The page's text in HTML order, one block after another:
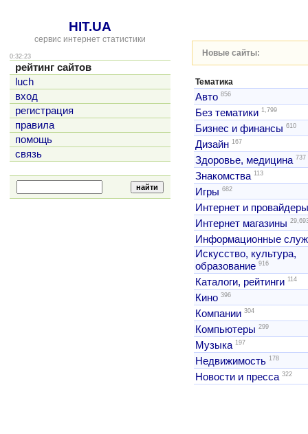
HIT.UA
сервис интернет статистики
0:32:23
рейтинг сайтов
luch
вход
регистрация
правила
помощь
связь
Новые сайты:
Тематика
Авто 856
Без тематики 1,799
Бизнес и финансы 610
Дизайн 167
Здоровье, медицина 737
Знакомства 113
Игры 682
Интернет и провайдеры
Интернет магазины
Информационные
Искусство, культура,
образование 916
Каталоги, рейтинги 114
Кино 396
Компании 304
Компьютеры 299
Музыка 197
Недвижимость 178
Новости и пресса 322